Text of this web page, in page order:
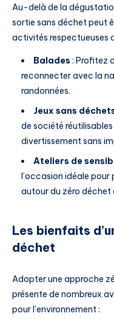
Au-delà de la
sortie sans déchet peut
activités respectueuses
Balades : Profitez
reconnecter avec la
randonnées.
Jeux sans
de société
divertissement sans
Ateliers de
l’occasion idéale
autour du zéro déchet
Les bienfaits
déchet
Adopter une approche
présente de nombreux
pour l’environnement :